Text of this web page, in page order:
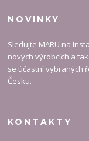
NOVINKY
Sledujte MARU na
nových výrobcích a
se účastní vybraných
Česku.
KONTAKTY